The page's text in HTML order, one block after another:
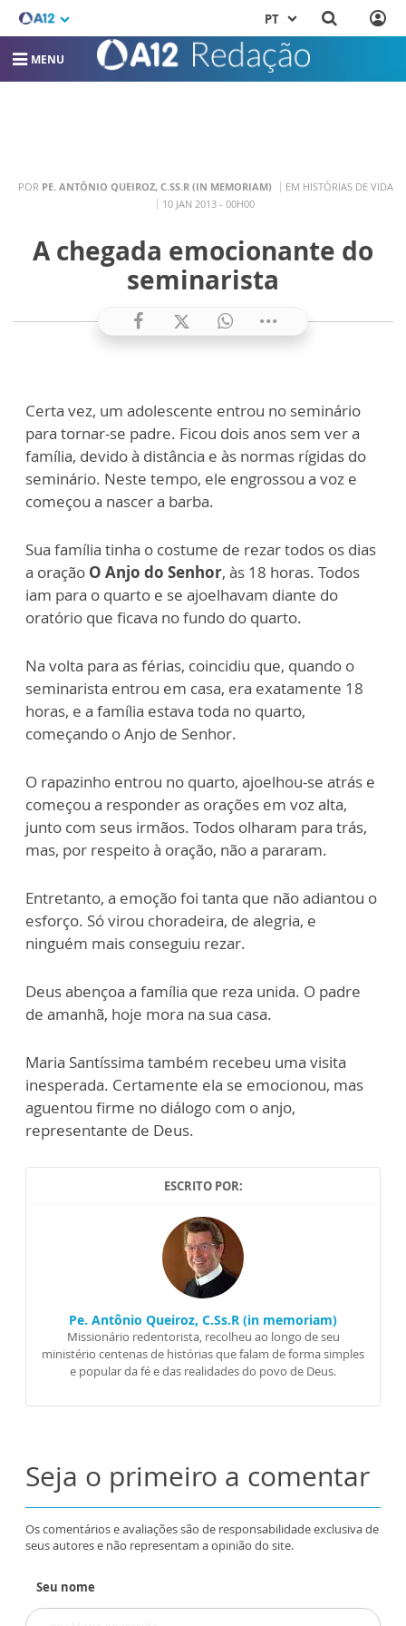
PT
MENU
POR PE. ANTÔNIO QUEIROZ, C.SS.R (IN MEMORIAM)
EM HISTÓRIAS DE VIDA
10 JAN 2013 - 00H00
A chegada emocionante do
seminarista
Certa vez, um adolescente entrou no seminário
para tornar-se padre. Ficou dois anos sem ver a
família, devido à distância e às normas rígidas do
seminário. Neste tempo, ele engrossou a voz e
começou a nascer a barba.
Sua família tinha o costume de rezar todos os dias
a oração O Anjo do Senhor, às 18 horas. Todos
iam para o quarto e se ajoelhavam diante do
oratório que ficava no fundo do quarto.
Na volta para as férias, coincidiu que, quando o
seminarista entrou em casa, era exatamente 18
horas, e a família estava toda no quarto,
começando o Anjo de Senhor.
O rapazinho entrou no quarto, ajoelhou-se atrás e
começou a responder as orações em voz alta,
junto com seus irmãos. Todos olharam para trás,
mas, por respeito à oração, não a pararam.
Entretanto, a emoção foi tanta que não adiantou o
esforço. Só virou choradeira, de alegria, e
ninguém mais conseguiu rezar.
Deus abençoa a família que reza unida. O padre
de amanhã, hoje mora na sua casa.
Maria Santíssima também recebeu uma visita
inesperada. Certamente ela se emocionou, mas
aguentou firme no diálogo com o anjo,
representante de Deus.
ESCRITO POR:
Pe. Antônio Queiroz, C.Ss.R (in memoriam)
Missionário redentorista, recolheu ao longo de seu
ministério centenas de histórias que falam de forma simples
e popular da fé e das realidades do povo de Deus.
Seja o primeiro a comentar
Os comentários e avaliações são de responsabilidade exclusiva de
seus autores e não representam a opinião do site.
Seu nome